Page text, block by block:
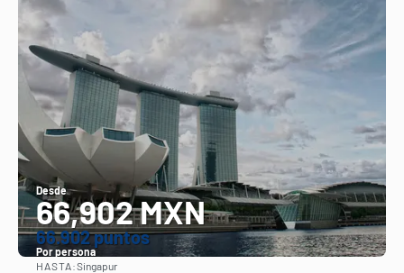
Desde
66,902 MXN
66.902 puntos
Por persona
HASTA:Singapur